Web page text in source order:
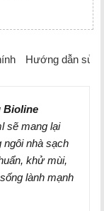
Hướng dẫn sử
Bioline
sẽ mang lại
ngôi nhà sạch
khử mùi,
lành mạnh